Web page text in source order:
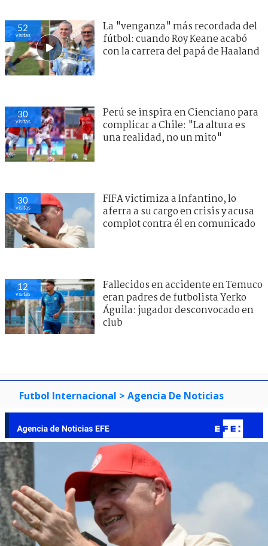
52
visitas
La "venganza" más recordada del
fútbol: cuando Roy Keane acabó
con la carrera del papá de Haaland
30
visitas
Perú se inspira en Cienciano para
complicar a Chile: "La altura es
una realidad, no un mito"
30
visitas
FIFA victimiza a Infantino, lo
aferra a su cargo en crisis y acusa
complot contra él en comunicado
12
visitas
Fallecidos en accidente en Temuco
eran padres de futbolista Yerko
Águila: jugador desconvocado en
club
Futbol Internacional > Agencia De Noticias